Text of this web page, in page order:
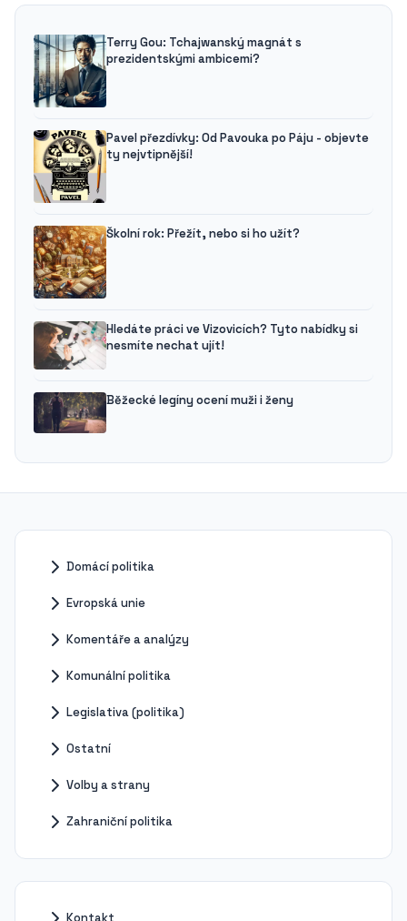
Terry Gou: Tchajwanský magnát s
prezidentskými ambicemi?
Pavel přezdívky: Od Pavouka po Páju - objevte
ty nejvtipnější!
Školní rok: Přežít, nebo si ho užít?
Hledáte práci ve Vizovicích? Tyto nabídky si
nesmíte nechat ujít!
Běžecké legíny ocení muži i ženy
Domácí politika
Evropská unie
Komentáře a analýzy
Komunální politika
Legislativa (politika)
Ostatní
Volby a strany
Zahraniční politika